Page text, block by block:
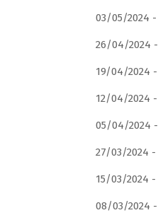
03/05/2024 -
26/04/2024 -
19/04/2024 -
12/04/2024 -
05/04/2024 -
27/03/2024 -
15/03/2024 -
08/03/2024 -